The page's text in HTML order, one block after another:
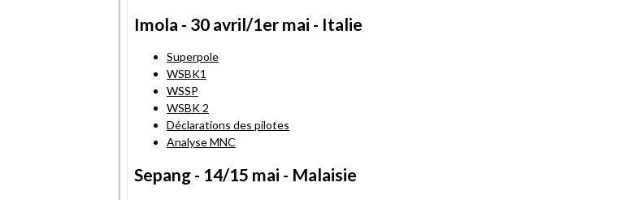
Imola - 30 avril/1er mai - Italie
Superpole
WSBK1
WSSP
WSBK 2
Déclarations des pilotes
Analyse MNC
Sepang - 14/15 mai - Malaisie